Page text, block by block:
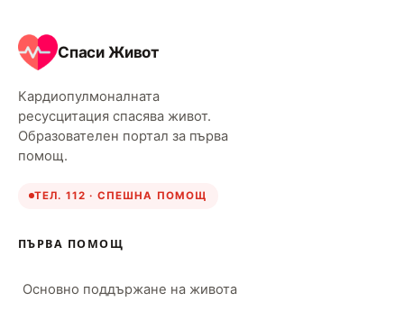
Спаси Живот
Кардиопулмоналната
ресусцитация спасява живот.
Образователен портал за първа
помощ.
ТЕЛ. 112 · СПЕШНА ПОМОЩ
ПЪРВА ПОМОЩ
Основно поддържане на живота